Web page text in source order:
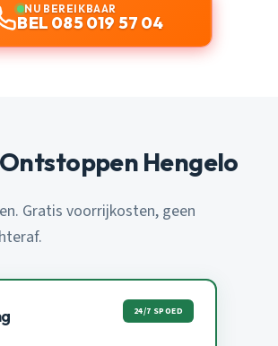
NU BEREIKBAAR
BEL 085 019 57 04
Hengelo
Gratis voorrijkosten, geen
24/7 SPOED